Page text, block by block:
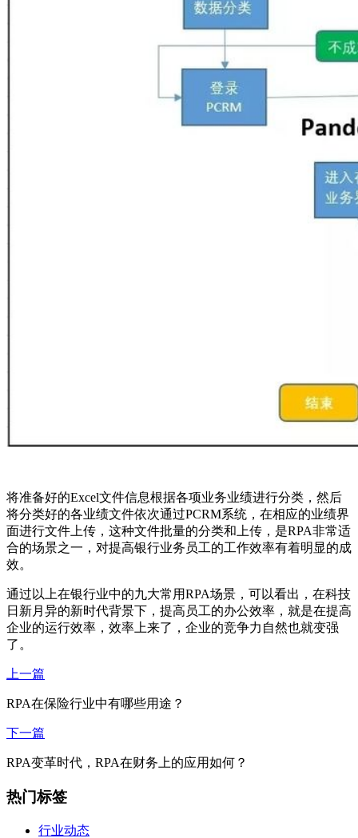
将准备好的Excel文件信息根据各项业务业绩进行分类，然后
将分类好的各业绩文件依次通过PCRM系统，在相应的业绩界
面进行文件上传，这种文件批量的分类和上传，是RPA非常适
合的场景之一，对提高银行业务员工的工作效率有着明显的成
效。
通过以上在银行业中的九大常用RPA场景，可以看出，在科技
日新月异的新时代背景下，提高员工的办公效率，就是在提高
企业的运行效率，效率上来了，企业的竞争力自然也就变强
了。
上一篇
RPA在保险行业中有哪些用途？
下一篇
RPA变革时代，RPA在财务上的应用如何？
热门标签
行业动态